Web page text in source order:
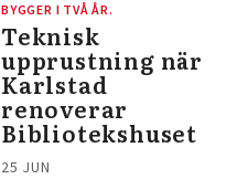
BYGGER I TVÅ ÅR.
Teknisk
upprustning när
Karlstad
renoverar
Bibliotekshuset
25 JUN